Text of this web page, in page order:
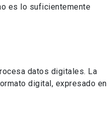
es lo suficientemente
datos digitales. La
digital, expresado en